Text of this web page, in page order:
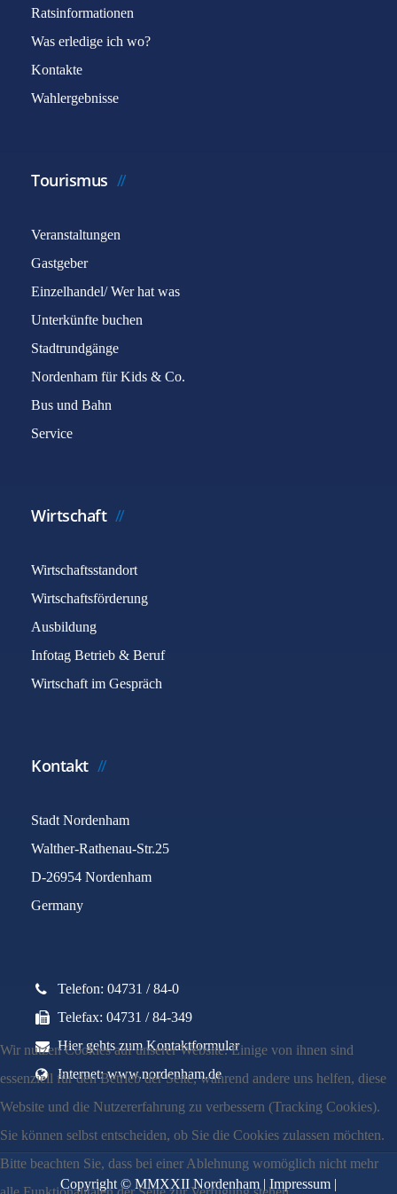
Ratsinformationen
Was erledige ich wo?
Kontakte
Wahlergebnisse
Tourismus
Veranstaltungen
Gastgeber
Einzelhandel/ Wer hat was
Unterkünfte buchen
Stadtrundgänge
Nordenham für Kids & Co.
Bus und Bahn
Service
Wirtschaft
Wirtschaftsstandort
Wirtschaftsförderung
Ausbildung
Infotag Betrieb & Beruf
Wirtschaft im Gespräch
Kontakt
Stadt Nordenham
Walther-Rathenau-Str.25
D-26954 Nordenham
Germany
Telefon: 04731 / 84-0
Telefax: 04731 / 84-349
Hier gehts zum Kontaktformular
Internet: www.nordenham.de
Copyright © MMXXII Nordenham |Impressum |
Wir nutzen Cookies auf unserer Website. Einige von ihnen sind
essenziell für den Betrieb der Seite, während andere uns helfen, diese
Website und die Nutzererfahrung zu verbessern (Tracking Cookies).
Sie können selbst entscheiden, ob Sie die Cookies zulassen möchten.
Bitte beachten Sie, dass bei einer Ablehnung womöglich nicht mehr